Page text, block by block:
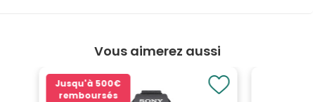
Vous aimerez aussi
Jusqu'à 500€
remboursés